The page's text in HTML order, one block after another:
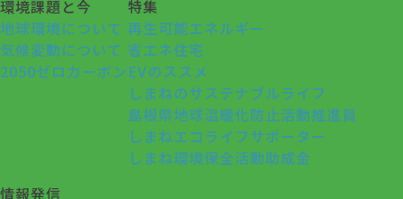
環境課題と今
地球環境について
気候変動について
2050ゼロカーボン
特集
再生可能エネルギー
省エネ住宅
EVのススメ
しまねのサステナブルライフ
島根県地球温暖化防止活動推進員
しまねエコライフサポーター
しまね環境保全活動助成金
情報発信